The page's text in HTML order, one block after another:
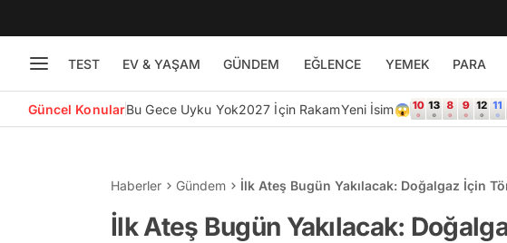
TEST EV & YAŞAM GÜNDEM EĞLENCE YEMEK PARA
Güncel KonularBu Gece Uyku Yok2027 İçin RakamYeni İsim😱
Haberler Gündem İlk Ateş Bugün Yakılacak: Doğalgaz İçin
İlk Ateş Bugün Yakılacak: